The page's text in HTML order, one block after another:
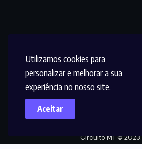
Utilizamos cookies para
personalizar e melhorar a sua
experiência no nosso site.
Aceitar
Circuito MT © 2023.